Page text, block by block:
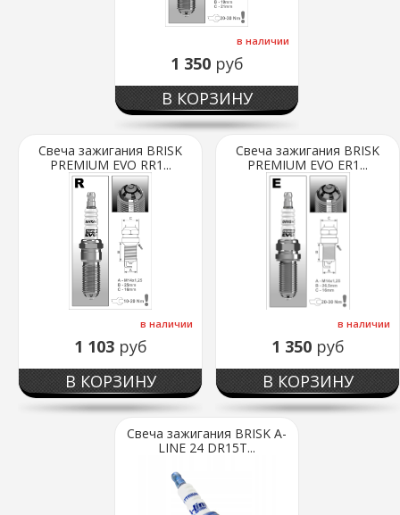
в наличии
1 350 руб
В КОРЗИНУ
Свеча зажигания BRISK
PREMIUM EVO RR1...
в наличии
1 103 руб
В КОРЗИНУ
Свеча зажигания BRISK
PREMIUM EVO ER1...
в наличии
1 350 руб
В КОРЗИНУ
Свеча зажигания BRISK A-
LINE 24 DR15T...